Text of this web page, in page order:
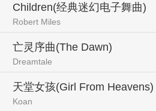
Children(经典迷幻电子舞曲)
Robert Miles
亡灵序曲(The Dawn)
Dreamtale
天堂女孩(Girl From Heavens)
Koan